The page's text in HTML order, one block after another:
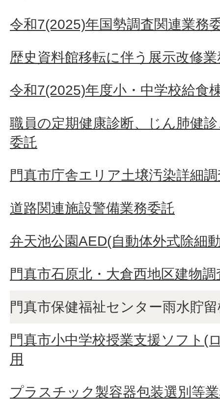
令和7(2025)年国勢調査関連業務
歴史資料館移転に伴う展示改修
令和7(2025)年度小・中学校給食
職員の定期健康診断、じん肺健
委託
門真市庁舎エリア土壌汚染詳細
道路関連施設警備業務委託
弁天池公園AED(自動体外式除細
門真市石原北・大倉西地区建物
門真市保健福祉センター雨水貯
門真市小中学校授業支援ソフト(
用
プラスチック製容器包装選別等